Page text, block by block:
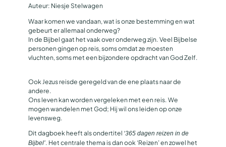
Auteur: Niesje Stelwagen
Waar komen we vandaan, wat is onze bestemming en wat
gebeurt er allemaal onderweg?
In de Bijbel gaat het vaak over onderweg zijn. Veel Bijbelse
personen gingen op reis, soms omdat ze moesten
vluchten, soms met een bijzondere opdracht van God Zelf.
Ook Jezus reisde geregeld van de ene plaats naar de
andere.
Ons leven kan worden vergeleken met een reis. We
mogen wandelen met God; Hij wil ons leiden op onze
levensweg.
Dit dagboek heeft als ondertitel ‘365 dagen reizen in de
Bijbel’. Het centrale thema is dan ook ‘Reizen’ en zowel het